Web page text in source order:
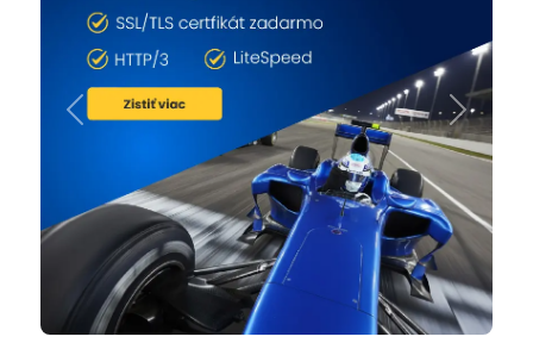
Previous Next